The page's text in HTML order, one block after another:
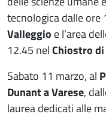
tecnologica dalle ore
Valleggio e l’area
12.45 nelChiostro di
Sabato 11 marzo, al
Dunant a Varese,
laurea dedicati alle